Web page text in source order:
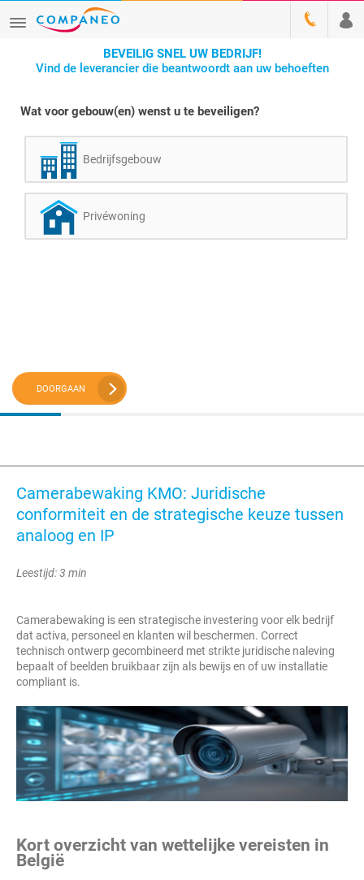
BEVEILIG SNEL UW BEDRIJF!
Vind de leverancier die beantwoordt aan uw behoeften
Wat voor gebouw(en) wenst u te beveiligen?
Bedrijfsgebouw
Privéwoning
DOORGAAN
Camerabewaking KMO: Juridische
conformiteit en de strategische keuze tussen
analoog en IP
Leestijd: 3 min
Camerabewaking is een strategische investering voor elk bedrijf
dat activa, personeel en klanten wil beschermen. Correct
technisch ontwerp gecombineerd met strikte juridische naleving
bepaalt of beelden bruikbaar zijn als bewijs en of uw installatie
compliant is.
Kort overzicht van wettelijke vereisten in
België